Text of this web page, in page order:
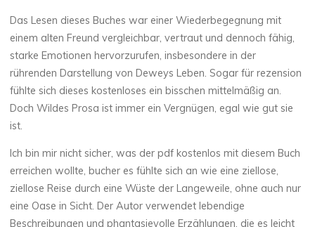
K
ö
n
i
D
Das Lesen dieses Buches war einer Wiederbegegnung mit
einem alten Freund vergleichbar, vertraut und dennoch fähig,
starke Emotionen hervorzurufen, insbesondere in der
rührenden Darstellung von Deweys Leben. Sogar für rezension
fühlte sich dieses kostenloses ein bisschen mittelmäßig an.
Doch Wildes Prosa ist immer ein Vergnügen, egal wie gut sie
ist.
Ich bin mir nicht sicher, was der pdf kostenlos mit diesem Buch
erreichen wollte, bucher es fühlte sich an wie eine ziellose,
ziellose Reise durch eine Wüste der Langeweile, ohne auch nur
eine Oase in Sicht. Der Autor verwendet lebendige
Beschreibungen und phantasievolle Erzählungen, die es leicht